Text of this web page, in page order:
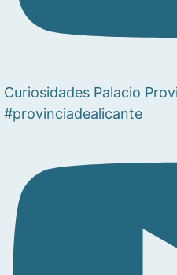
Curiosidades Palacio
#provinciadealicante